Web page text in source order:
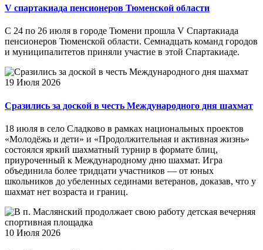
V спартакиада пенсионеров Тюменской области
С 24 по 26 июля в городе Тюмени прошла V Спартакиада
пенсионеров Тюменской области. Семнадцать команд городов
и муниципалитетов приняли участие в этой Спартакиаде.
19 Июля 2026
Сразились за доской в честь Международного дня шахмат
18 июля в село Сладково в рамках национальных проектов
«Молодёжь и дети» и «Продолжительная и активная жизнь»
состоялся яркий шахматный турнир в формате блиц,
приуроченный к Международному дню шахмат. Игра
объединила более тридцати участников — от юных
школьников до убеленных сединами ветеранов, доказав, что у
шахмат нет возраста и границ.
10 Июля 2026